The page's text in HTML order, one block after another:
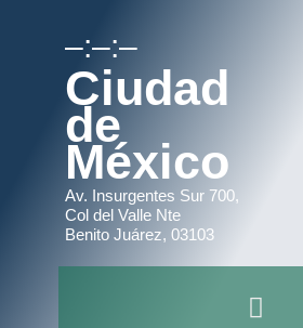
–:–:–
Ciudad
de
México
Av. Insurgentes Sur 700,
Col del Valle Nte
Benito Juárez, 03103